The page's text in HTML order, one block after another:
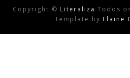
Copyright © Literaliza Todos
Template by Elaine